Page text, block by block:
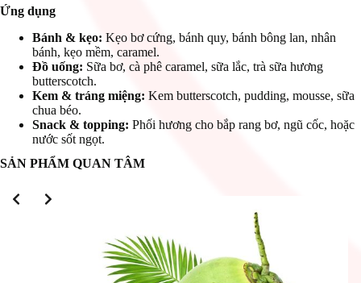
Ứng dụng
Bánh & kẹo: Kẹo bơ cứng, bánh quy, bánh bông lan, nhân
bánh, kẹo mềm, caramel.
Đồ uống: Sữa bơ, cà phê caramel, sữa lắc, trà sữa hương
butterscotch.
Kem & tráng miệng: Kem butterscotch, pudding, mousse, sữa
chua béo.
Snack & topping: Phối hương cho bắp rang bơ, ngũ cốc, hoặc
nước sốt ngọt.
SẢN PHẨM QUAN TÂM